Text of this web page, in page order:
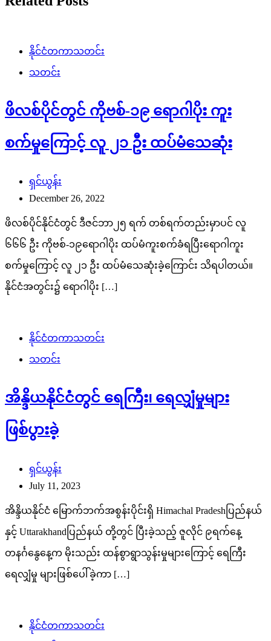
နိုင်ငံတကာသတင်း
သတင်း
ဖိလစ်ပိုင်တွင် ကိုဗစ်-၁၉ ရောဂါပိုး ကူး
စက်မှုကြောင့် လူ ၂၁ ဦး ထပ်မံသေဆုံး
ရှင်ယွန်း
December 26, 2022
ဖိလစ်ပိုင်နိုင်ငံတွင် ဒီဇင်ဘာ၂၅ ရက် တစ်ရက်တည်းမှာပင် လူ
၆၆၆ ဦး ကိုဗစ်-၁၉ရောဂါပိုး ထပ်မံကူးစက်ခံရပြီးရောဂါကူး
စက်မှုကြောင့် လူ ၂၁ ဦး ထပ်မံသေဆုံးခဲ့ကြောင်း သိရပါတယ်။
နိုင်ငံအတွင်း၌ ရောဂါပိုး […]
နိုင်ငံတကာသတင်း
သတင်း
အိန္ဒိယနိုင်ငံတွင် ရေကြီး၊ ရေလျှံမှုများ
ဖြစ်ပွားခဲ့
ရှင်ယွန်း
July 11, 2023
အိန္ဒိယနိုင်ငံ မြောက်ဘက်အစွန်းပိုင်းရှိ Himachal Pradeshပြည်နယ်
နှင့် Uttarakhandပြည်နယ် တို့တွင် ပြီးခဲ့သည့် ဇူလိုင် ၉ရက်နေ့
တနင်္ဂနွေနေ့က မိုးသည်း ထန်စွာရွာသွန်းမှုများကြောင့် ရေကြီး
ရေလျှံမှု များဖြစ်ပေါ်ခဲ့ကာ […]
နိုင်ငံတကာသတင်း